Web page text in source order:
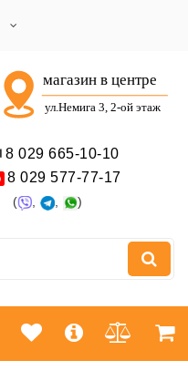
8 029 665-10-10
8 029 577-77-17
( , , )